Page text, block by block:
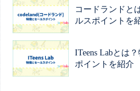
コードランドと
ルスポイントを
ITeens Labとは
ポイントを紹介